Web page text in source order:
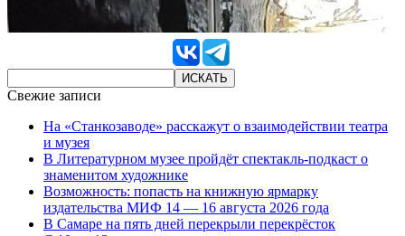
Свежие записи
На «Станкозаводе» расскажут о взаимодействии театра
и музея
В Литературном музее пройдёт спектакль-подкаст о
знаменитом художнике
Возможность: попасть на книжную ярмарку
издательства МИФ 14 — 16 августа 2026 года
В Самаре на пять дней перекрыли перекрёсток